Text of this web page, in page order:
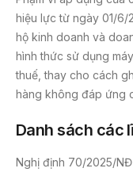
hiệu lực từ ngày 01/6/
hộ kinh doanh và
hình thức sử dụng
thuế, thay cho cách
hàng không đáp ứng
Danh sách các
Nghị định 70/2025/